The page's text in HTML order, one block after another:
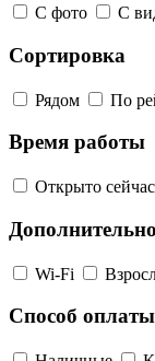
С фото С
Сортировка
Рядом По
Время работы
Открыто сейчас
Дополнительно
Wi-Fi
Способ оплаты